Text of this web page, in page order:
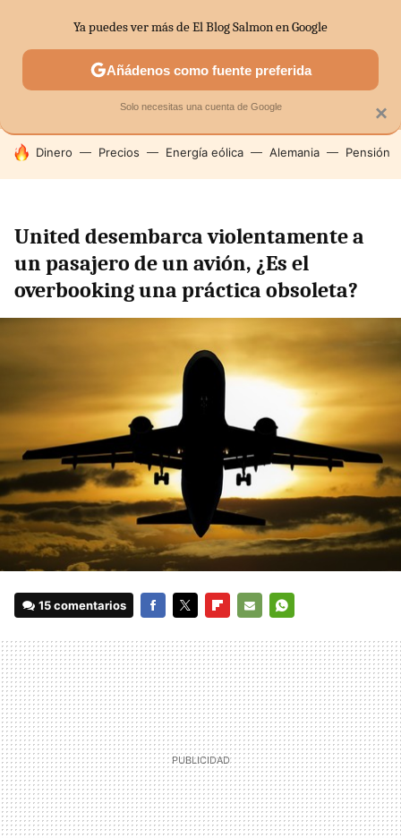
MENÚ NUEVO
ECONOMÍA DOMÉSTICA MERCADOS
HOY SE HABLA DE
Dinero Precios Energía eólica Alemania Pensión
United desembarca violentamente a
un pasajero de un avión, ¿Es el
overbooking una práctica obsoleta?
15 comentarios
MAIL
×
Ya puedes ver más de El Blog Salmon en Google
Añádenos como fuente preferida
Solo necesitas una cuenta de Google